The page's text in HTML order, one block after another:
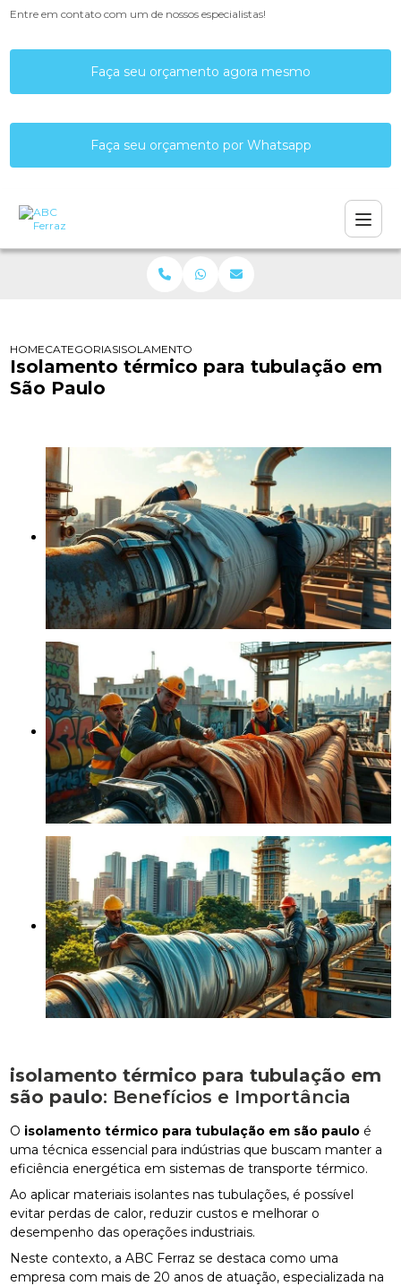
Entre em contato com um de nossos especialistas!
Faça seu orçamento agora mesmo
Faça seu orçamento por Whatsapp
HOMECATEGORIASISOLAMENTO TÉRMICO PARA TUBULAÇÃO EM
Isolamento térmico para tubulação em
São Paulo
isolamento térmico para tubulação em
são paulo: Benefícios e Importância
O isolamento térmico para tubulação em são paulo é
uma técnica essencial para indústrias que buscam manter a
eficiência energética em sistemas de transporte térmico.
Ao aplicar materiais isolantes nas tubulações, é possível
evitar perdas de calor, reduzir custos e melhorar o
desempenho das operações industriais.
Neste contexto, a ABC Ferraz se destaca como uma
empresa com mais de 20 anos de atuação, especializada na